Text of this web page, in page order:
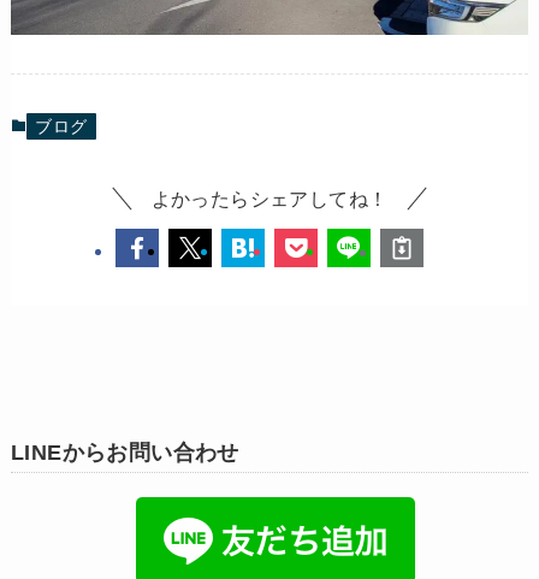
ブログ
よかったらシェアしてね！
LINEからお問い合わせ